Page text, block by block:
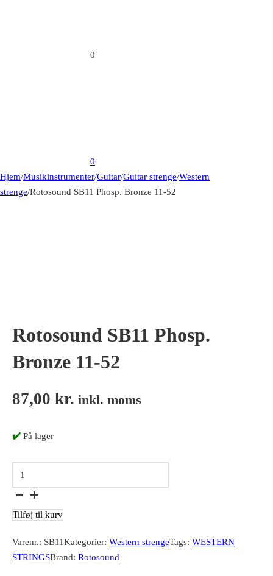
0
0
Hjem/Musikinstrumenter/Guitar/Guitar strenge/Western
strenge/Rotosound SB11 Phosp. Bronze 11-52
Rotosound SB11 Phosp.
Bronze 11-52
87,00 kr. inkl. moms
✔️ På lager
Tilføj til kurv
Varenr.: SB11Kategorier: Western strengeTags: WESTERN
STRINGSBrand: Rotosound